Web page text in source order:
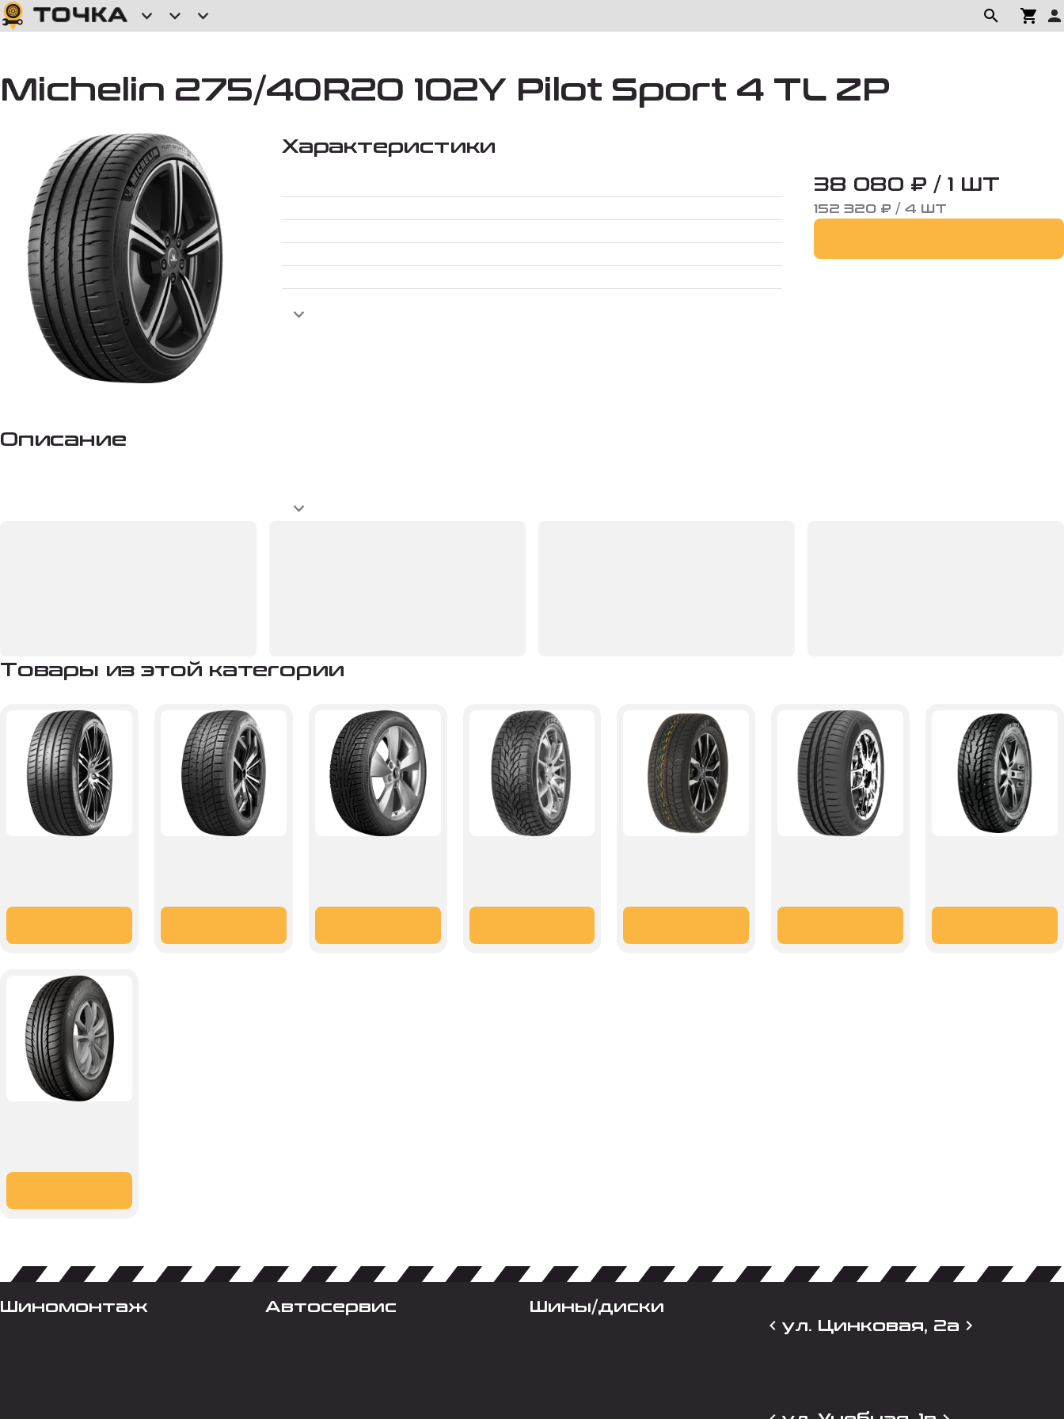
Michelin 275/40R20 102Y Pilot Sport 4 TL ZP
Характеристики
38 080 ₽ / 1 ШТ
152 320 ₽ / 4 ШТ
Описание
Товары из этой категории
Шиномонтаж Автосервис
Шины/диски
ул. Цинковая, 2а